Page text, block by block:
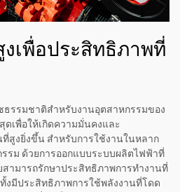
เพื่อประสิทธิภาพที่
ธรรมชาติสำหรับงานอุตสาหกรรมของ
เพื่อให้เกิดความมั่นคงและ
สูงยิ่งขึ้น สำหรับการใช้งานในหลาก
รม ด้วยการออกแบบระบบผลิตไฟฟ้าที่
ามารถรักษาประสิทธิภาพการทำงานที่
งมีประสิทธิภาพการใช้พลังงานที่โดด